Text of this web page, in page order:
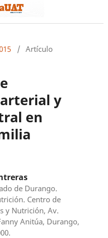
/ Artículo
y
en
de Durango.
Centro de
y Nutrición, Av.
Anitúa, Durango,